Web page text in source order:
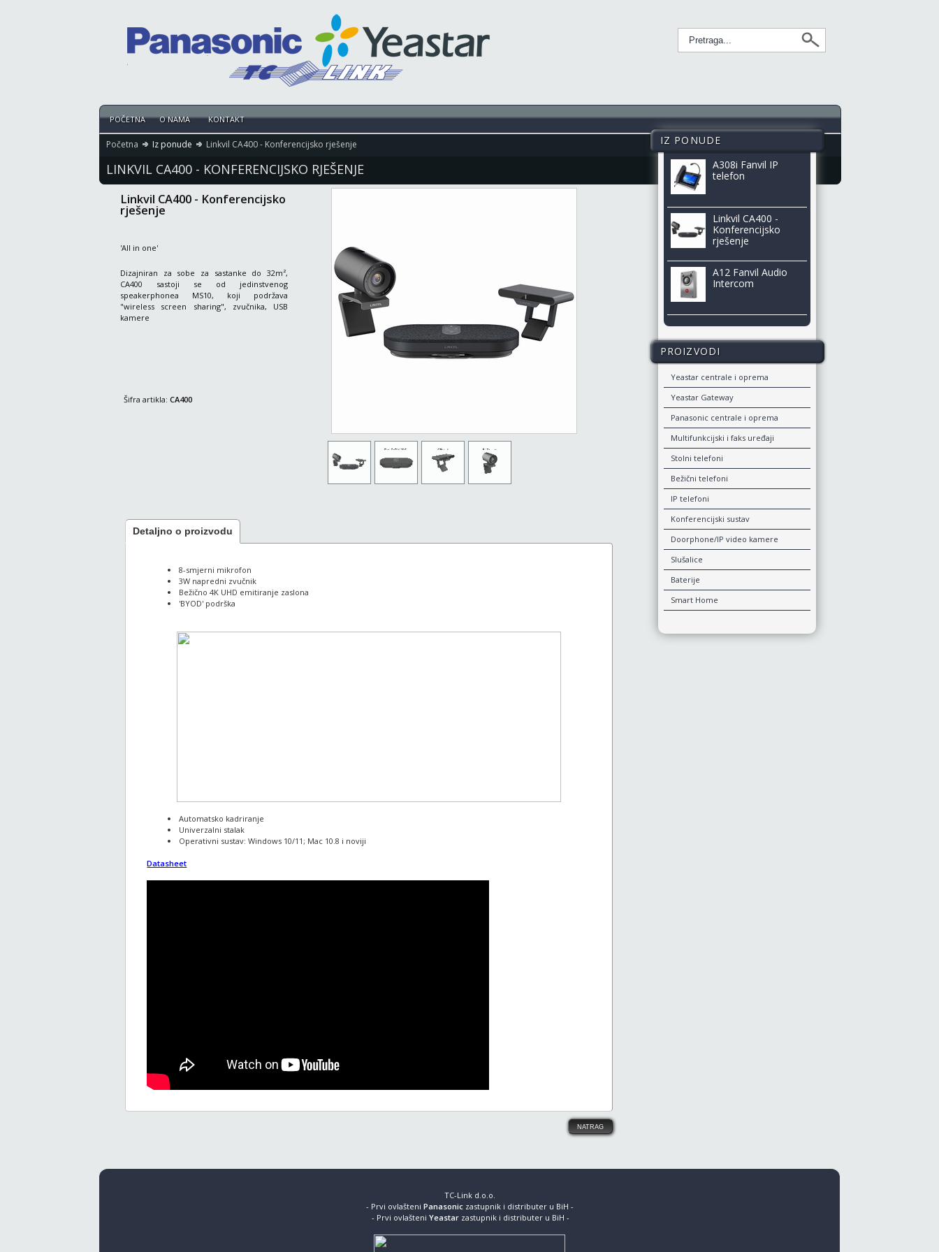
POČETNA O NAMA KONTAKT
IZ PONUDE
A308i Fanvil IP
telefon
Linkvil CA400 -
Konferencijsko
rješenje
A12 Fanvil Audio
Intercom
PROIZVODI
Yeastar centrale i oprema
Yeastar Gateway
Panasonic centrale i oprema
Multifunkcijski i faks uređaji
Stolni telefoni
Bežični telefoni
IP telefoni
Konferencijski sustav
Doorphone/IP video kamere
Slušalice
Baterije
Smart Home
Početna Iz ponude Linkvil CA400 - Konferencijsko rješenje
LINKVIL CA400 - KONFERENCIJSKO RJEŠENJE
Linkvil CA400 - Konferencijsko
rješenje
'All in one'
Dizajniran za sobe za sastanke do 32m²,
CA400 sastoji se od jedinstvenog
speakerphonea MS10, koji podržava
"wireless screen sharing", zvučnika, USB
kamere
Šifra artikla: CA400
Detaljno o proizvodu
8-smjerni mikrofon
3W napredni zvučnik
Bežično 4K UHD emitiranje zaslona
'BYOD' podrška
Automatsko kadriranje
Univerzalni stalak
Operativni sustav: Windows 10/11; Mac 10.8 i noviji
Datasheet
TC-Link d.o.o.
- Prvi ovlašteni Panasoniczastupnik i distributer u BiH -
- Prvi ovlašteni Yeastar zastupnik i distributer u BiH -